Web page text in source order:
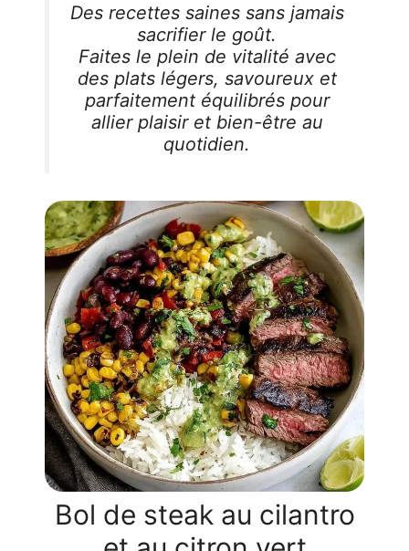
Des recettes saines sans jamais
sacrifier le goût.
Faites le plein de vitalité avec
des plats légers, savoureux et
parfaitement équilibrés pour
allier plaisir et bien-être au
quotidien.
Bol de steak au cilantro